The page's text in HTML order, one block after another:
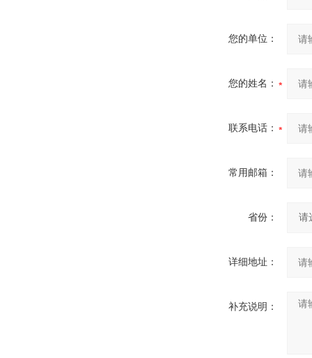
您的单位：
您的姓名：
联系电话：
常用邮箱：
省份：
详细地址：
补充说明：